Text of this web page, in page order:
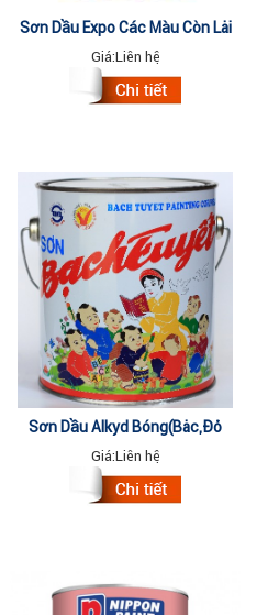
Sơn Dầu Expo Các Màu Còn Lại
3Lit
Giá:Liên hệ
Sơn Dầu Alkyd Bóng(Bạc,Đỏ
Nâu,Yamaha, Đỏ...) 16kg
Giá:Liên hệ